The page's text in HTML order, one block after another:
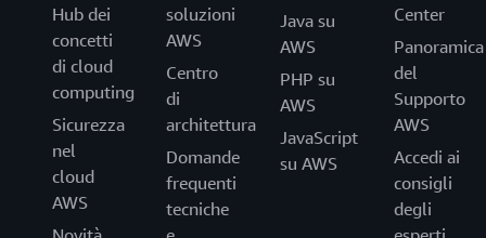
Hub dei
concetti
di cloud
computing
Sicurezza
nel
cloud
AWS
soluzioni
AWS
Centro
di
architettura
Domande
frequenti
tecniche
Java su
AWS
PHP su
AWS
JavaScript
su AWS
Center
Panoramica
del
Supporto
AWS
Accedi ai
consigli
degli